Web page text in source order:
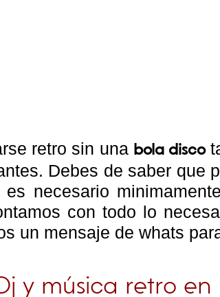
retro sin una bola disco
Debes de saber que
necesario
con todo lo
un mensaje de whats
y música retro en